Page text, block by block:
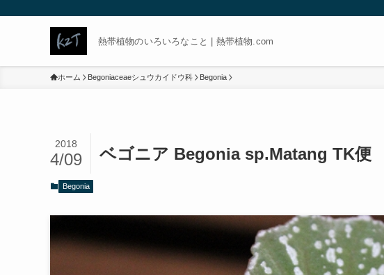
熱帯植物のいろいろなこと | 熱帯植物.com
ホーム Begoniaceaeシュウカイドウ科 Begonia
ベゴニア Begonia sp.Matang TK
2018
4/09
Begonia